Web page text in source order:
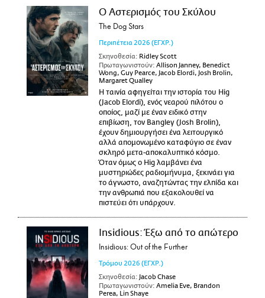
Ο Αστερισμός του Σκύλου
The Dog Stars
Περιπέτεια 2026 (ΕΓΧΡ.)
Σκηνοθεσία: Ridley Scott
Πρωταγωνιστούν: Allison Janney, Benedict
Wong, Guy Pearce, Jacob Elordi, Josh Brolin,
Margaret Qualley
Η ταινία αφηγείται την ιστορία του Hig
(Jacob Elordi), ενός νεαρού πιλότου ο
οποίος, μαζί με έναν ειδικό στην
επιβίωση, τον Bangley (Josh Brolin),
έχουν δημιουργήσει ένα λειτουργικό
αλλά απομονωμένο καταφύγιο σε έναν
σκληρό μετα-αποκαλυπτικό κόσμο.
Όταν όμως ο Hig λαμβάνει ένα
μυστηριώδες ραδιομήνυμα, ξεκινάει για
το άγνωστο, αναζητώντας την ελπίδα και
την ανθρωπιά που εξακολουθεί να
πιστεύει ότι υπάρχουν.
Insidious: Έξω από το απώτερο
Insidious: Out of the Further
Τρόμου 2026 (ΕΓΧΡ.)
Σκηνοθεσία: Jacob Chase
Πρωταγωνιστούν: Amelia Eve, Brandon
Perea, Lin Shaye